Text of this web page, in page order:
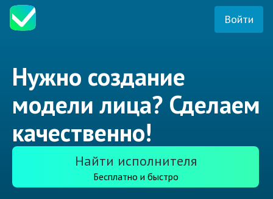
Войти
Нужно создание
модели лица? Сделаем
качественно!
Найти исполнителя
Бесплатно и быстро